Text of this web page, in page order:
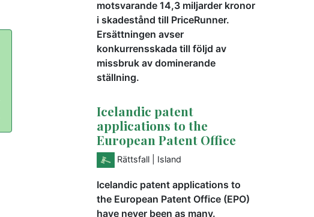
motsvarande 14,3 miljarder kronor
i skadestånd till PriceRunner.
Ersättningen avser
konkurrensskada till följd av
missbruk av dominerande
ställning.
Icelandic patent
applications to the
European Patent Office
Rättsfall | Island
Icelandic patent applications to
the European Patent Office (EPO)
have never been as many.